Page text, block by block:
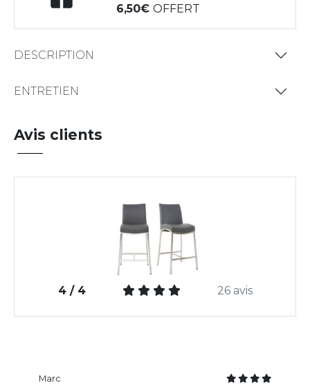
6,50OFFERT
DESCRIPTION
ENTRETIEN
Avis clients
4 / 4 26 avis
Marc